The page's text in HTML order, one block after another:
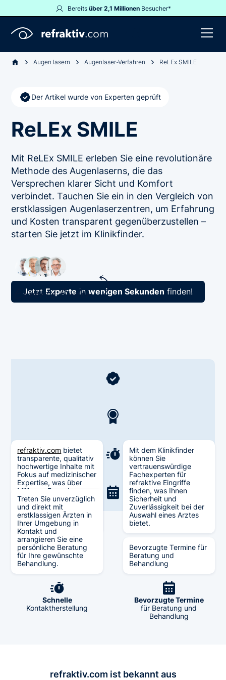
Bereits über 2,1 MillionenBesucher*
Augen lasern Augenlaser-Verfahren ReLEx SMILE
Der Artikel wurde von Experten geprüft
ReLEx SMILE
Mit ReLEx SMILE erleben Sie eine revolutionäre
Methode des Augenlaserns, die das
Versprechen klarer Sicht und Komfort
verbindet. Tauchen Sie ein in den Vergleich von
erstklassigen Augenlaserzentren, um Erfahrung
und Kosten transparent gegenüberzustellen –
starten Sie jetzt im Klinikfinder.
Jetzt Experte inwenigen Sekunden finden!
refraktiv.com bietet
transparente, qualitativ
hochwertige Inhalte mit
Fokus auf medizinischer
Expertise, was über
Millionen Besucher
generiert hat und zu
Berichterstattungen in
verschiedenen Medien
führt.
Verifiziert
durch Experten
Mit dem Klinikfinder
können Sie
vertrauenswürdige
Fachexperten für
refraktive Eingriffe
finden, was Ihnen
Sicherheit und
Zuverlässigkeit bei der
Auswahl eines Arztes
bietet.
Große Auswahl
an Fachexperten
Treten Sie unverzüglich
und direkt mit
erstklassigen Ärzten in
Ihrer Umgebung in
Kontakt und
arrangieren Sie eine
persönliche Beratung
für Ihre gewünschte
Behandlung.
Schnelle
Kontaktherstellung
Bevorzugte Termine für
Beratung und
Behandlung
Bevorzugte Termine
für Beratung und
Behandlung
refraktiv.com ist bekannt aus